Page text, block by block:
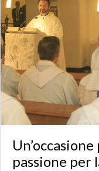
passione per